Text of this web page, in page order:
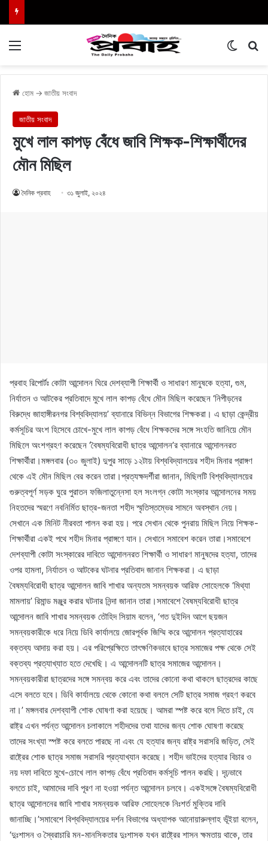
হোম → জাতীয় সংবাদ
জাতীয় সংবাদ
মুখে লাল কাপড় বেঁধে জাবি শিক্ষক-শিক্ষার্থীদের
মৌন মিছিল
দৈনিক প্রবাহ ৩১ জুলাই, ২০২৪
প্রবাহ রিপোর্টঃ কোটা আন্দোলন ঘিরে দেশব্যাপী শিক্ষার্থী ও সাধারণ মানুষকে হত্যা, গুম,
নির্যাতন ও আটকের প্রতিবাদে মুখে লাল কাপড় বেঁধে মৌন মিছিল করেছেন ‘নিপীড়নের
বিরুদ্ধে জাহাঙ্গীরনগর বিশ্ববিদ্যালয়’ ব্যানারে বিভিন্ন বিভাগের শিক্ষকরা। এ ছাড়া কেন্দ্রীয়
কর্মসূচির অংশ হিসেবে চোখে-মুখে লাল কাপড় বেঁধে শিক্ষকদের সঙ্গে সংহতি জানিয়ে মৌন
মিছিলে অংশগ্রহণ করেছেন ‘বৈষম্যবিরোধী ছাত্র আন্দোলন’র ব্যানারে আন্দোলনরত
শিক্ষার্থীরা।মঙ্গলবার (৩০ জুলাই) দুপুর সাড়ে ১২টায় বিশ্ববিদ্যালয়ের শহীদ মিনার প্রাঙ্গণ
থেকে এই মৌন মিছিল বের করেন তারা।প্রত্যক্ষদর্শীরা জানান, মিছিলটি বিশ্ববিদ্যালয়ের
গুরুত্বপূর্ণ সড়ক ঘুরে পুরাতন ফজিলাতুন্নেসা হল সংলগ্ন কোটা সংস্কার আন্দোলনের সময়
নিহতদের স্মরণে নবনির্মিত ছাত্র-জনতা শহীদ স্মৃতিস্তম্ভের সামনে অবস্থান নেয়।
সেখানে এক মিনিট নীরবতা পালন করা হয়। পরে সেখান থেকে পুনরায় মিছিল নিয়ে শিক্ষক-
শিক্ষার্থীরা একই পথে শহীদ মিনার প্রাঙ্গণে যান। সেখানে সমাবেশ করেন তারা।সমাবেশে
দেশব্যাপী কোটা সংস্কারের দাবিতে আন্দোলনরত শিক্ষার্থী ও সাধারণ মানুষদের হত্যা, তাদের
ওপর হামলা, নির্যাতন ও আটকের ঘটনার প্রতিবাদ জানান শিক্ষকরা। এ ছাড়া
বৈষম্যবিরোধী ছাত্র আন্দোলন জাবি শাখার অন্যতম সমন্বয়ক আরিফ সোহেলকে ‘মিথ্যা
মামলায়’ রিমান্ড মঞ্জুর করার ঘটনার নিন্দা জানান তারা।সমাবেশে বৈষম্যবিরোধী ছাত্র
আন্দোলন জাবি শাখার সমন্বয়ক তৌহিদ সিয়াম বলেন, ‘গত দুইদিন আগে ছয়জন
সমন্বয়কারীকে ধরে নিয়ে ডিবি কার্যালয়ে জোরপূর্বক জিম্মি করে আন্দোলন প্রত্যাহারের
বক্তব্য আদায় করা হয়। এর পরিপ্রেক্ষিতে তাৎক্ষণিকভাবে ছাত্র সমাজের পক্ষ থেকে সেই
বক্তব্য প্রত্যাখ্যাত হতে দেখেছি। এ আন্দোলনটি ছাত্র সমাজের আন্দোলন।
সমন্বয়কারীরা ছাত্রদের সঙ্গে সমন্বয় করে এবং তাদের কোনো কথা থাকলে ছাত্রদের কাছে
এসে বলতে হবে। ডিবি কার্যালয়ে থেকে কোনো কথা বললে সেটি ছাত্র সমাজ গ্রহণ করবে
না।’ মঙ্গলবার দেশব্যাপী শোক ঘোষণা করা হয়েছে। আমরা স্পষ্ট করে বলে দিতে চাই, যে
রাষ্ট্র এখন পর্যন্ত আন্দোলন চলাকালে শহীদদের তথা যাদের জন্য শোক ঘোষণা করেছে
তাদের সংখ্যা স্পষ্ট করে বলতে পারছে না এবং যে হত্যার জন্য রাষ্ট্র সরাসরি জড়িত, সেই
রাষ্ট্রের শোক ছাত্র সমাজ সরাসরি প্রত্যাখ্যান করেছে। শহীদ ভাইদের হত্যার বিচার ও
নয় দফা দাবিতে মুখে-চোখে লাল কাপড় বেঁধে প্রতিবাদ কর্মসূচি পালন করছি। দৃঢ়ভাবে
বলতে চাই, আমাদের দাবি পূরণ না হওয়া পর্যন্ত আন্দোলন চলবে। একইসঙ্গে বৈষম্যবিরোধী
ছাত্র আন্দোলনের জাবি শাখার সমন্বয়ক আরিফ সোহেলকে নিঃশর্ত মুক্তির দাবি
জানাচ্ছি।’সমাবেশে বিশ্ববিদ্যালয়ের দর্শন বিভাগের অধ্যাপক আনোয়ারুল্লাহ ভূঁইয়া বলেন,
‘দুঃশাসন ও স্বৈরাচারি মন-মানসিকতার দুঃশাসক যখন রাষ্ট্রের শাসন ক্ষমতায় থাকে, তার